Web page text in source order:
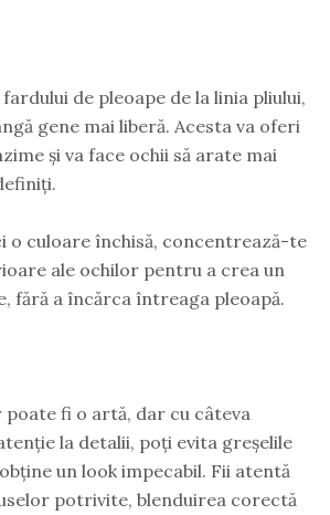
de pleoape de la linia pliului,
gene mai liberă. Acesta va oferi
și va face ochii să arate mai
o culoare închisă, concentrează-te
ale ochilor pentru a crea un
fără a încărca întreaga pleoapă.
fi o artă, dar cu câteva
la detalii, poți evita greșelile
un look impecabil. Fii atentă
potrivite, blenduirea corectă